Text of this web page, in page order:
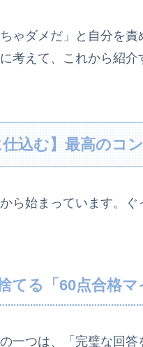
ゃダメだ」と自分を
考えて、これから紹
仕込む】最高のコ
ら始まっています。
てる「60点合格マ
一つは、「完璧な回